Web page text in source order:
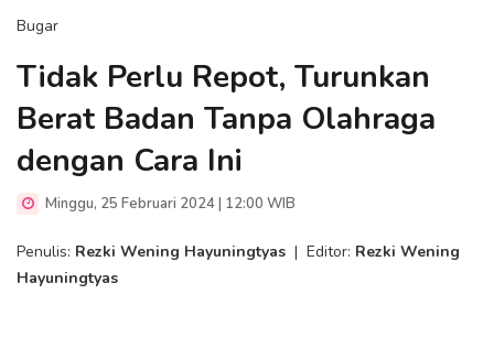
Bugar
Tidak Perlu Repot, Turunkan
Berat Badan Tanpa Olahraga
dengan Cara Ini
Minggu, 25 Februari 2024 | 12:00 WIB
Penulis: Rezki Wening Hayuningtyas | Editor: Rezki Wening
Hayuningtyas